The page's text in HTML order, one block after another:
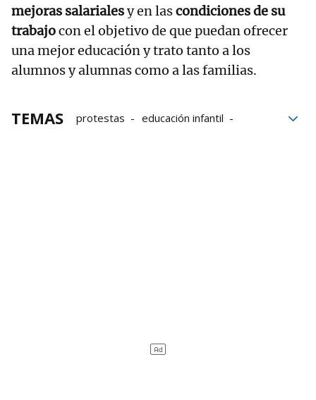
mejoras salarialesy en lascondiciones de su
trabajocon el objetivo de que puedan ofrecer
una mejor educación y trato tanto a los
alumnos y alumnas como a las familias.
TEMAS protestas
educación infantil